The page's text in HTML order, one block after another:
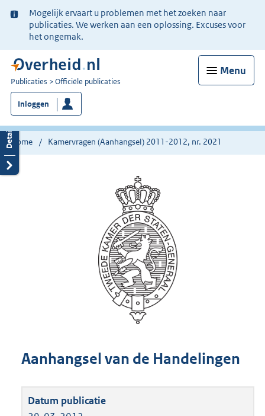
Ter
informatie:
Mogelijk ervaart u problemen met het zoeken naar
publicaties. We werken aan een oplossing. Excuses voor
het ongemak.
Menu
U
bent
nu
hier:
Publicaties Officiële publicaties
Inloggen
Home Kamervragen (Aanhangsel) 2011-2012, nr. 2021
Aanhangsel van de Handelingen